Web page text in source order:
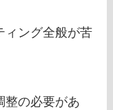
ィング全般が苦
整の必要があ